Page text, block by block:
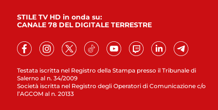
Testata iscritta nel Registro della Stampa presso il Tribunale di
Salerno al n. 34/2009
Società iscritta nel Registro degli Operatori di Comunicazione c/o
l’AGCOM al n. 20133
STILE TV HD in onda su:
CANALE 78 DEL DIGITALE TERRESTRE